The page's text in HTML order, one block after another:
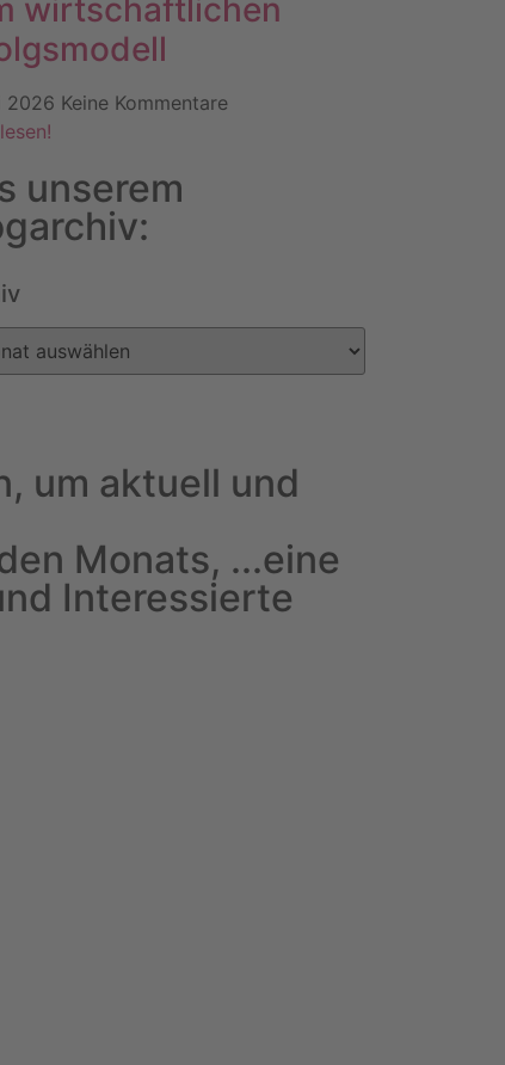
wirtschaftlichen
2026 Keine Kommentare
unserem
um aktuell und
Monats, ...eine
Interessierte